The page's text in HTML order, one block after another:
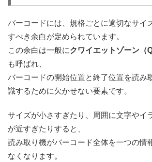
バーコードには、規格ごとに適切なサイ
すべき余白が定められています。
この余白は一般にクワイエットゾーン（
も呼ばれ、
バーコードの開始位置と終了位置を読み
識するために欠かせない要素です。
サイズが小さすぎたり、周囲に文字やイ
が近すぎたりすると、
読み取り機がバーコード全体を一つの情
なくなります。